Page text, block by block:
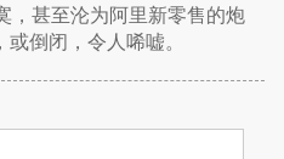
，甚至沦为阿里新零售的炮
倒闭，令人唏嘘。